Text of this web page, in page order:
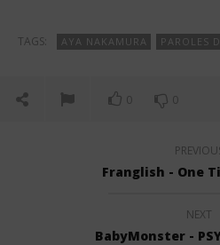
TAGS: AYA NAKAMURA PAROLES
0 0
Franglish - One
NEXT
BabyMonster -